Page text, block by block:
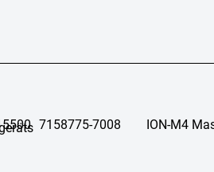
7158775-7008 ION-M4